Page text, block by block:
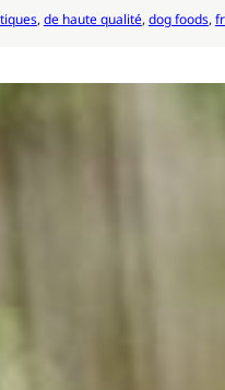
, de haute qualité, dog foods,